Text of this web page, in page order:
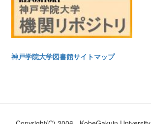
神戸学院大学図書館サイトマップ